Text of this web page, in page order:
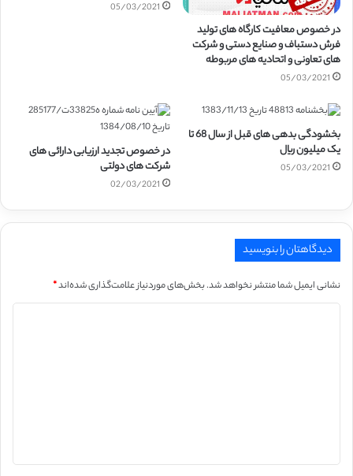
در خصوص معافیت کارگاه های تولید
فرش دستباف و صنایع دستی و شرکت
های تعاونی و اتحادیه های مربوطه
05/03/2021
05/03/2021
بخشودگی بدهی های قبل از سال 68 تا
یک میلیون ریال
05/03/2021
در خصوص تجدید ارزیابی دارائی های
شرکت های دولتی
02/03/2021
دیدگاهتان را بنویسید
نشانی ایمیل شما منتشر نخواهد شد.بخش‌های موردنیاز علامت‌گذاری شده‌اند*